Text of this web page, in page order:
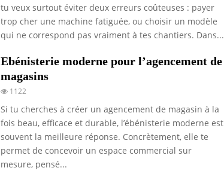
tu veux surtout éviter deux erreurs coûteuses : payer
trop cher une machine fatiguée, ou choisir un modèle
qui ne correspond pas vraiment à tes chantiers. Dans...
Ebénisterie moderne pour l’agencement de
magasins
1122
Si tu cherches à créer un agencement de magasin à la
fois beau, efficace et durable, l’ébénisterie moderne est
souvent la meilleure réponse. Concrètement, elle te
permet de concevoir un espace commercial sur
mesure, pensé...